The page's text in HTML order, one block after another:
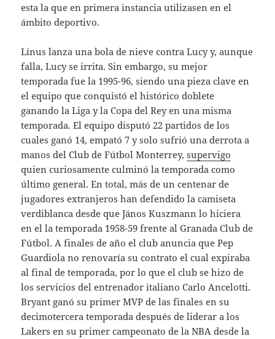
esta la que en primera instancia utilizasen en el
ámbito deportivo.
Linus lanza una bola de nieve contra Lucy y, aunque
falla, Lucy se irrita. Sin embargo, su mejor
temporada fue la 1995-96, siendo una pieza clave en
el equipo que conquistó el histórico doblete
ganando la Liga y la Copa del Rey en una misma
temporada. El equipo disputó 22 partidos de los
cuales ganó 14, empató 7 y solo sufrió una derrota a
manos del Club de Fútbol Monterrey,supervigo
quien curiosamente culminó la temporada como
último general. En total, más de un centenar de
jugadores extranjeros han defendido la camiseta
verdiblanca desde que János Kuszmann lo hiciera
en el la temporada 1958-59 frente al Granada Club de
Fútbol. A finales de año el club anuncia que Pep
Guardiola no renovaría su contrato el cual expiraba
al final de temporada, por lo que el club se hizo de
los servicios del entrenador italiano Carlo Ancelotti.
Bryant ganó su primer MVP de las finales en su
decimotercera temporada después de liderar a los
Lakers en su primer campeonato de la NBA desde la